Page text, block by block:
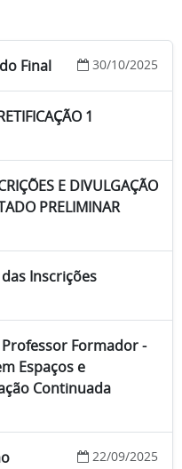
Final 30/10/2025
1
E DIVULGAÇÃO
PRELIMINAR
Inscrições
Professor Formador -
Espaços e
Continuada
22/09/2025